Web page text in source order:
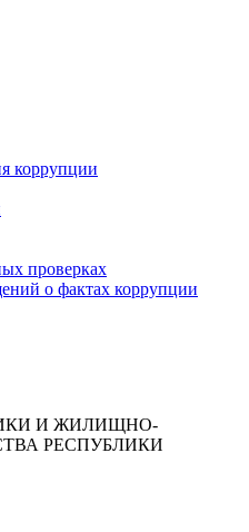
коррупции
проверках
о фактах коррупции
И ЖИЛИЩНО-
РЕСПУБЛИКИ